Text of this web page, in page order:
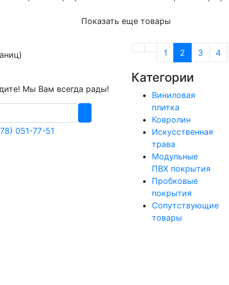
Показать еще товары
1 2 3 4
Мы Вам всегда рады!
051-77-51
Категории
Виниловая
плитка
Ковролин
Искусственная
трава
Модульные
ПВХ покрытия
Пробковые
покрытия
Сопутствующие
товары